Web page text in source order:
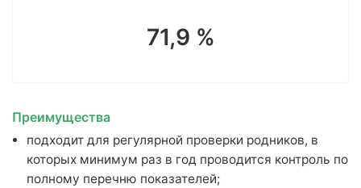
Индивидуальный набор показателей
71,9 %
Преимущества
подходит для регулярной проверки родников, в
которых минимум раз в год проводится контроль по
полному перечню показателей;